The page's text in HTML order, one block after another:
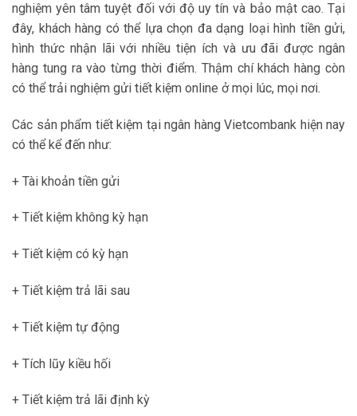
nghiệm yên tâm tuyệt đối với độ uy tín và bảo mật cao. Tại
đây, khách hàng có thể lựa chọn đa dạng loại hình tiền gửi,
hình thức nhận lãi với nhiều tiện ích và ưu đãi được ngân
hàng tung ra vào từng thời điểm. Thậm chí khách hàng còn
có thể trải nghiệm gửi tiết kiệm online ở mọi lúc, mọi nơi.
Các sản phẩm tiết kiệm tại ngân hàng Vietcombank hiện nay
có thể kể đến như:
+ Tài khoản tiền gửi
+ Tiết kiệm không kỳ hạn
+ Tiết kiệm có kỳ hạn
+ Tiết kiệm trả lãi sau
+ Tiết kiệm tự động
+ Tích lũy kiều hối
+ Tiết kiệm trả lãi định kỳ